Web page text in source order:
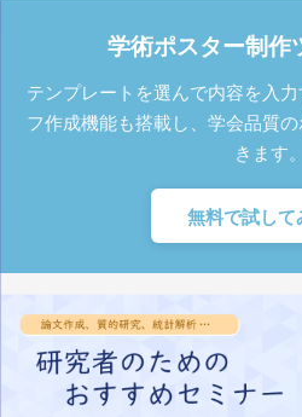
学術ポスター制作
テンプレートを選んで内容を入
フ作成機能も搭載し、学会品質
きます。
無料で試し